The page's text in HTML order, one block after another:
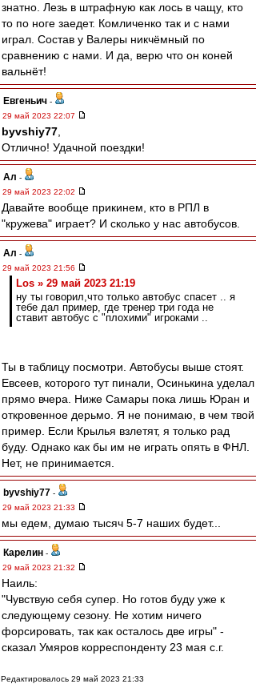
знатно. Лезь в штрафную как лось в чащу, кто
то по ноге заедет. Комличенко так и с нами
играл. Состав у Валеры никчёмный по
сравнению с нами. И да, верю что он коней
вальнёт!
Евгеньич -
29 май 2023 22:07
byvshiy77
Отлично! Удачной поездки!
Ал -
29 май 2023 22:02
Давайте вообще прикинем, кто в РПЛ в
"кружева" играет? И сколько у нас автобусов.
Ал -
29 май 2023 21:56
Los » 29 май 2023 21:19
ну ты говорил,что только автобус спасет .. я
тебе дал пример, где тренер три года не
ставит автобус с "плохими" игроками ..
Ты в таблицу посмотри. Автобусы выше стоят.
Евсеев, которого тут пинали, Осинькина уделал
прямо вчера. Ниже Самары пока лишь Юран и
откровенное дерьмо. Я не понимаю, в чем твой
пример. Если Крылья взлетят, я только рад
буду. Однако как бы им не играть опять в ФНЛ.
Нет, не принимается.
byvshiy77 -
29 май 2023 21:33
мы едем, думаю тысяч 5-7 наших будет...
Карелин -
29 май 2023 21:32
Наиль:
"Чувствую себя супер. Но готов буду уже к
следующему сезону. Не хотим ничего
форсировать, так как осталось две игры" -
сказал Умяров корреспонденту 23 мая с.г.
Редактировалось 29 май 2023 21:33